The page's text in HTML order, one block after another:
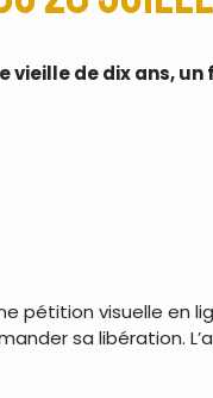
de dix ans,
pétition visuelle en
sa libération.